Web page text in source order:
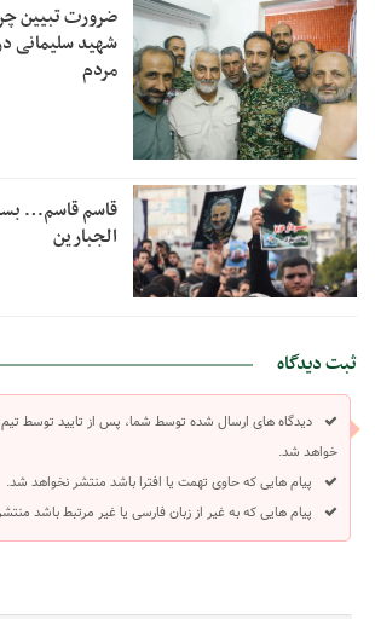
ضرورت تبیین
شهید سلیمانی
مردم
قاسم قاسم…
الجبارین
ثبت دیدگاه
دیدگاه های ارسال شده توسط شما، پس از تایید توسط
خواهد شد.
پیام هایی که حاوی تهمت یا افترا باشد منتشر نخواهد شد.
پیام هایی که به غیر از زبان فارسی یا غیر مرتبط باشد